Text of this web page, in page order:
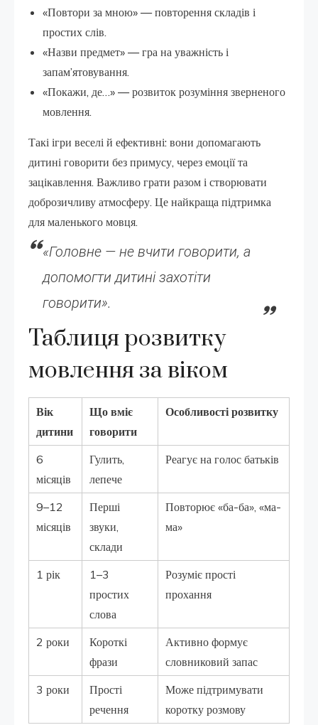
«Повтори за мною» — повторення складів і
простих слів.
«Назви предмет» — гра на уважність і
запам’ятовування.
«Покажи, де…» — розвиток розуміння зверненого
мовлення.
Такі ігри веселі й ефективні: вони допомагають
дитині говорити без примусу, через емоції та
зацікавлення. Важливо грати разом і створювати
доброзичливу атмосферу. Це найкраща підтримка
для маленького мовця.
«Головне — не вчити говорити, а
допомогти дитині захотіти
говорити».
Таблиця розвитку
мовлення за віком
Вік
дитини
Що вміє
говорити
Особливості розвитку
6
місяців
Гулить,
лепече
Реагує на голос батьків
9–12
місяців
Перші
звуки,
склади
Повторює «ба-ба», «ма-
ма»
1 рік
1–3
простих
слова
Розуміє прості
прохання
2 роки
Короткі
фрази
Активно формує
словниковий запас
3 роки
Прості
речення
Може підтримувати
коротку розмову